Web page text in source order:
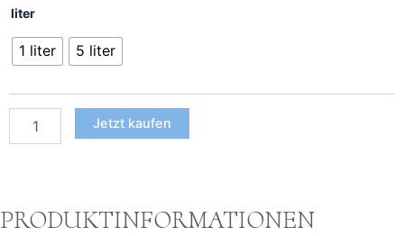
liter
1 liter 5 liter
Renskib
Gel
Coat
1-
Menge
Jetzt kaufen
PRODUKTINFORMATIONEN